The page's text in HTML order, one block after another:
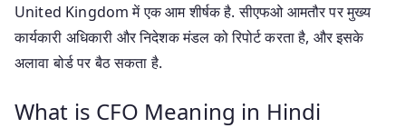
United Kingdom में एक आम शीर्षक है. सीएफओ आमतौर पर मुख्य
कार्यकारी अधिकारी और निदेशक मंडल को रिपोर्ट करता है, और इसके
अलावा बोर्ड पर बैठ सकता है.
What is CFO Meaning in Hindi